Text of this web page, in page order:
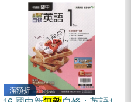
滿額折